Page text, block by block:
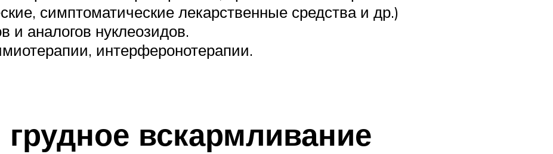
симптоматические лекарственные средства и др.)
и аналогов нуклеозидов.
интерферонотерапии.
вскармливание